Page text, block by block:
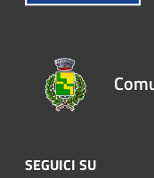
SEGUICI SU